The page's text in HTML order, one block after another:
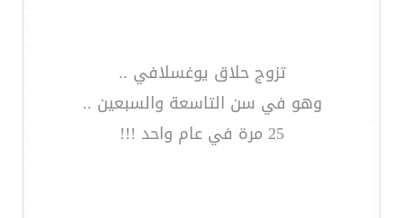
تزوج حلاق يوغسلافي ..
وهو في سن التاسعة والسبعين ..
25 مرة في عام واحد !!!